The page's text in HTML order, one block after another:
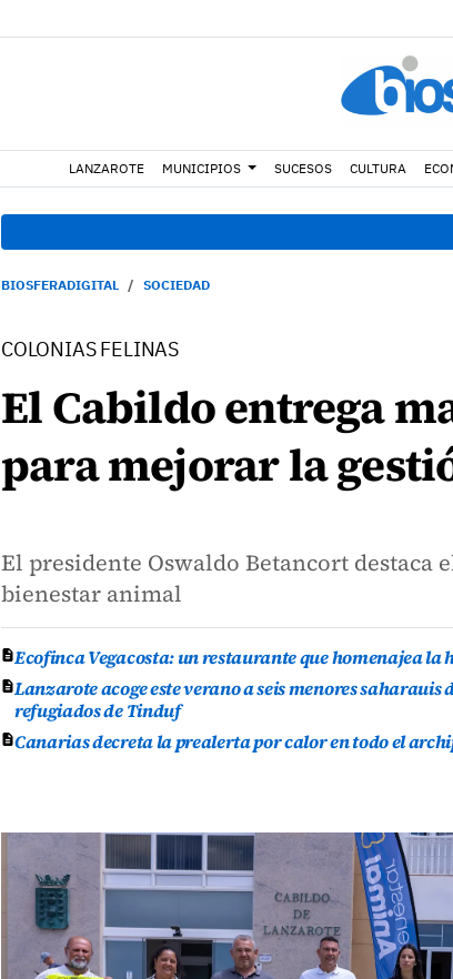
LANZAROTE MUNICIPIOS SUCESOS CULTURA
BIOSFERADIGITAL SOCIEDAD
COLONIAS FELINAS
El Cabildo entrega
para mejorar la
El presidente Oswaldo Betancort
bienestar animal
Ecofinca Vegacosta: un restaurante que homenajea
Lanzarote acoge este verano a seis menores saharauis
refugiados de Tinduf
Canarias decreta la prealerta por calor en todo el